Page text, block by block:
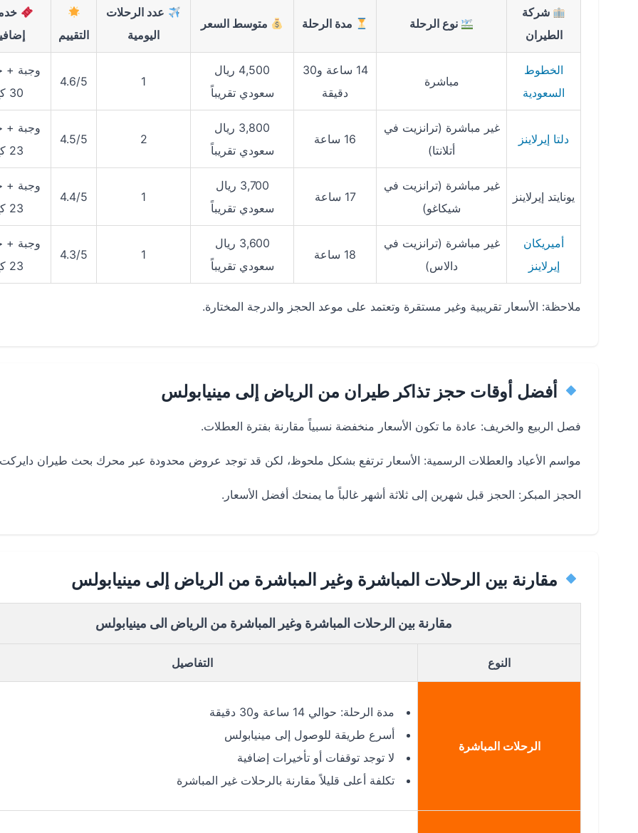
شركة
الطيران
نوع الرحلة مدة الرحلة متوسط السعر
عدد الرحلات
اليومية
التقييم
الخطوط
السعودية
مباشرة
14 ساعة و30
دقيقة
4,500 ريال
سعودي تقريباً
1
4.6/5
وجبة +
30 كغ
دلتا إيرلاينز
غير مباشرة (ترانزيت في
أتلانتا)
16 ساعة
3,800 ريال
سعودي تقريباً
2
4.5/5
وجبة +
23 كغ
يونايتد إيرلاينز
غير مباشرة (ترانزيت في
شيكاغو)
17 ساعة
3,700 ريال
سعودي تقريباً
1
4.4/5
وجبة +
23 كغ
أميريكان
إيرلاينز
غير مباشرة (ترانزيت في
دالاس)
18 ساعة
3,600 ريال
سعودي تقريباً
1
4.3/5
وجبة +
23 كغ
ملاحظة: الأسعار تقريبية وغير مستقرة وتعتمد على موعد الحجز والدرجة المختارة.
أفضل أوقات حجز تذاكر طيران من الرياض إلى مينيابولس
فصل الربيع والخريف: عادة ما تكون الأسعار منخفضة نسبياً مقارنة بفترة العطلات.
مواسم الأعياد والعطلات الرسمية: الأسعار ترتفع بشكل ملحوظ، لكن قد توجد عروض محدودة عبر محرك بحث طيران
الحجز المبكر: الحجز قبل شهرين إلى ثلاثة أشهر غالباً ما يمنحك أفضل الأسعار.
مقارنة بين الرحلات المباشرة وغير المباشرة من الرياض إلى مينيابولس
مقارنة بين الرحلات المباشرة وغير المباشرة من الرياض الى مينيابولس
النوع التفاصيل
الرحلات المباشرة
مدة الرحلة: حوالي 14 ساعة و30 دقيقة
أسرع طريقة للوصول إلى مينيابولس
لا توجد توقفات أو تأخيرات إضافية
تكلفة أعلى قليلاً مقارنة بالرحلات غير المباشرة